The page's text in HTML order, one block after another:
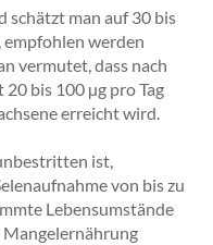
schätzt man auf 30 bis
empfohlen werden
vermutet, dass nach
bis 100 µg pro Tag
erreicht wird.
ist,
von bis zu
Lebensumstände
Mangelernährung